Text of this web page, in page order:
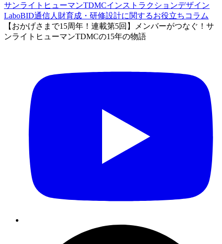
サンライトヒューマンTDMCインストラクションデザイン
LaboBID通信人財育成・研修設計に関するお役立ちコラム
【おかげさまで15周年！連載第5回】メンバーがつなぐ！サ
ンライトヒューマンTDMCの15年の物語